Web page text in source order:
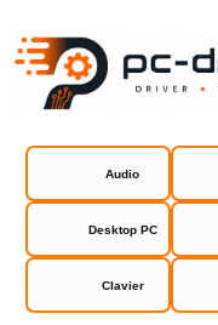
Audio
Desktop PC
Clavier